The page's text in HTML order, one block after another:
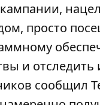
просто
и
сообщил